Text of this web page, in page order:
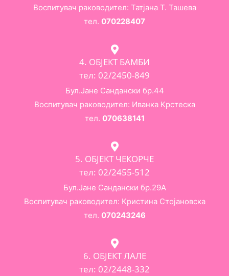
Воспитувач раководител: Татјана Т. Ташева
тел. 070228407
4. ОБЈЕКТ БАМБИ
тел: 02/2450-849
Бул.Јане Сандански бр.44
Воспитувач раководител: Иванка Крстеска
тел. 070638141
5. ОБЈЕКТ ЧЕКОРЧЕ
тел: 02/2455-512
Бул.Јане Сандански бр.29А
Воспитувач раководител: Кристина Стојановска
тел. 070243246
6. ОБЈЕКТ ЛАЛЕ
тел: 02/2448-332